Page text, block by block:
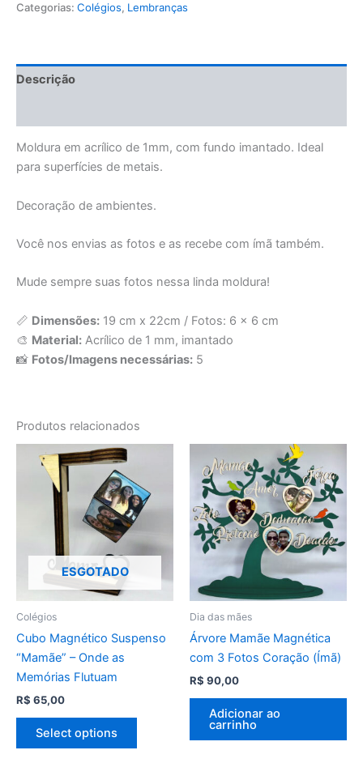
Categorias: Colégios, Lembranças
Descrição
Moldura em acrílico de 1mm, com fundo imantado. Ideal
para superfícies de metais.
Decoração de ambientes.
Você nos envias as fotos e as recebe com ímã também.
Mude sempre suas fotos nessa linda moldura!
📏 Dimensões: 19 cm x 22cm / Fotos: 6 x 6 cm
🎨 Material: Acrílico de 1 mm, imantado
📸 Fotos/Imagens necessárias: 5
Produtos relacionados
ESGOTADO
Colégios
Cubo Magnético Suspenso
“Mamãe” – Onde as
Memórias Flutuam
R$ 65,00
Select options
Dia das mães
Árvore Mamãe Magnética
com 3 Fotos Coração (Ímã)
R$ 90,00
Adicionar ao
carrinho